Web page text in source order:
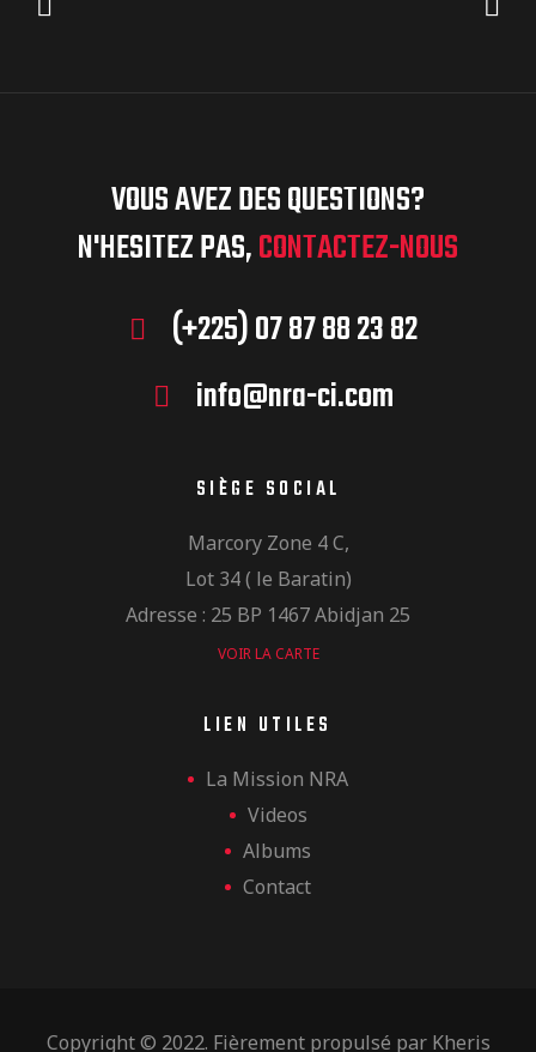
VOUS AVEZ DES QUESTIONS?
N'HESITEZ PAS,CONTACTEZ-NOUS
(+225) 07 87 88 23 82
info@nra-ci.com
SIÈGE SOCIAL
Marcory Zone 4 C,
Lot 34 ( le Baratin)
Adresse : 25 BP 1467 Abidjan 25
VOIR LA CARTE
LIEN UTILES
La Mission NRA
Videos
Albums
Contact
Copyright © 2022. Fièrement propulsé par Kheris